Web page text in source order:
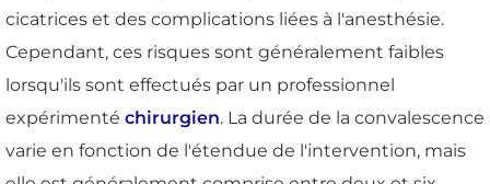
cicatrices et des complications liées à l'anesthésie.
Cependant, ces risques sont généralement faibles
lorsqu'ils sont effectués par un professionnel
expérimenté chirurgien. La durée de la convalescence
varie en fonction de l'étendue de l'intervention, mais